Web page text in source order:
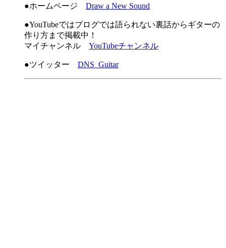
●ホームページ Draw a New Sound
●YouTubeではブログでは語られない裏話からギターの
作り方まで掲載中！
マイチャンネル YouTubeチャンネル
●ツイッター DNS_Guitar